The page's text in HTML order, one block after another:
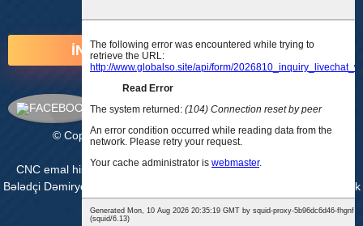
İNDİ SORUŞUN
© Copyright - 2010-2025: Bütün hüquqlar qorunur.
CNC emal hissələri,xətti slayd modulu,Xətti Aktuator
Bələdçi Dəmiryol Hərəkət Mərhələsi
CNC plastik